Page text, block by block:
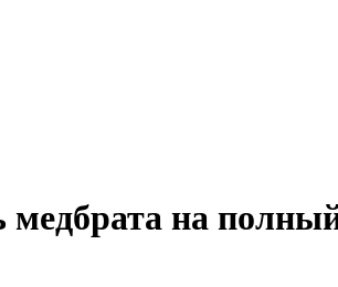
медбрата на